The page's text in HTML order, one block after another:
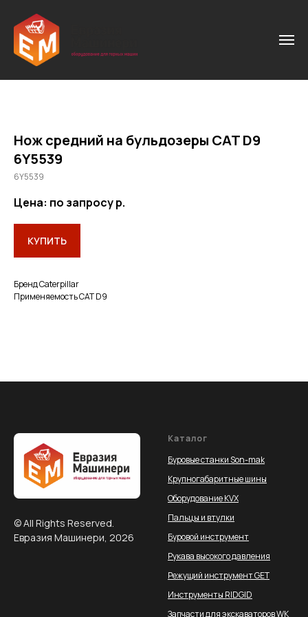
Нож средний на бульдозеры CAT D9
6Y5539
6Y5539
Цена: по запросур.
КУПИТЬ
Бренд Caterpillar
Применяемость САТ D9
© All Rights Reserved.
Евразия Машинери, 2026
Каталог
Буровые станки Son-mak
Крупногабаритные шины
Оборудование KVX
Пальцы и втулки
Буровой инструмент
Рукава высокого давления
Режущий инструмент GET
Инструменты RIDGID
Запчасти для экскаваторов WK